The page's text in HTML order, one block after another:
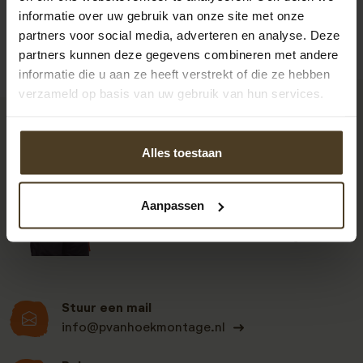
informatie over uw gebruik van onze site met onze
partners voor social media, adverteren en analyse. Deze
partners kunnen deze gegevens combineren met andere
informatie die u aan ze heeft verstrekt of die ze hebben
verzameld op basis van uw gebruik van hun services.
Alles toestaan
Aanpassen
Stuur een mail
info@pvanhoekmontage.nl
9
Klanten beoordelen